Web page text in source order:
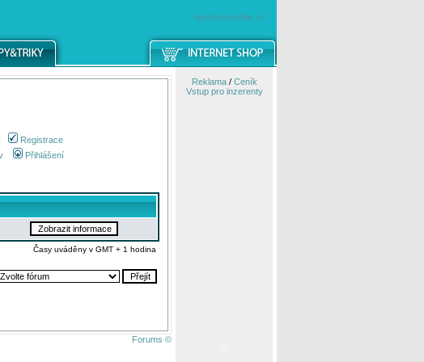
windowsmobile.cz
Registrace
Přihlášení
Časy uváděny v GMT + 1 hodina
Forums ©
Reklama/ Ceník
Vstup pro inzerenty